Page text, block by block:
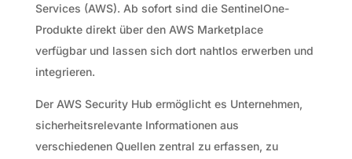
Services (AWS). Ab sofort sind die SentinelOne-
Produkte direkt über den AWS Marketplace
verfügbar und lassen sich dort nahtlos erwerben und
integrieren.
Der AWS Security Hub ermöglicht es Unternehmen,
sicherheitsrelevante Informationen aus
verschiedenen Quellen zentral zu erfassen, zu